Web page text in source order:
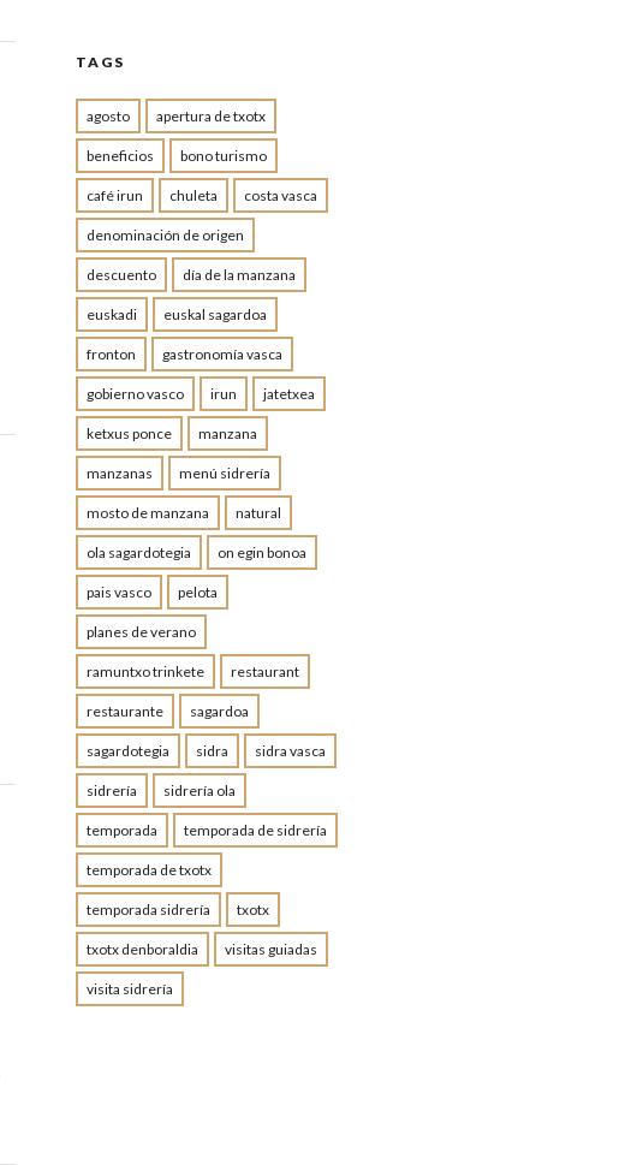
TAGS
agosto apertura de txotx
beneficios bono turismo
café irun chuleta costa vasca
denominación de origen
descuento día de la manzana
euskadi euskal sagardoa
fronton gastronomía vasca
gobierno vasco irun jatetxea
ketxus ponce manzana
manzanas menú sidrería
mosto de manzana natural
ola sagardotegia on egin bonoa
pais vasco pelota
planes de verano
ramuntxo trinkete restaurant
restaurante sagardoa
sagardotegia sidra sidra vasca
sidrería sidrería ola
temporada temporada de sidrería
temporada de txotx
temporada sidrería txotx
txotx denboraldia visitas guiadas
visita sidrería